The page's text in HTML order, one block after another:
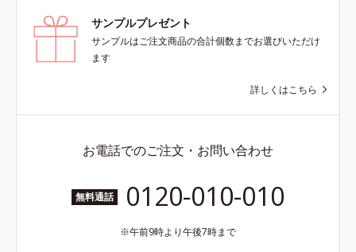
サンプルプレゼント
サンプルはご注文商品の合計個数までお選びいただけ
ます
詳しくはこちら
お電話でのご注文・お問い合わせ
無料通話 0120-010-010
午前9時より午後7時まで